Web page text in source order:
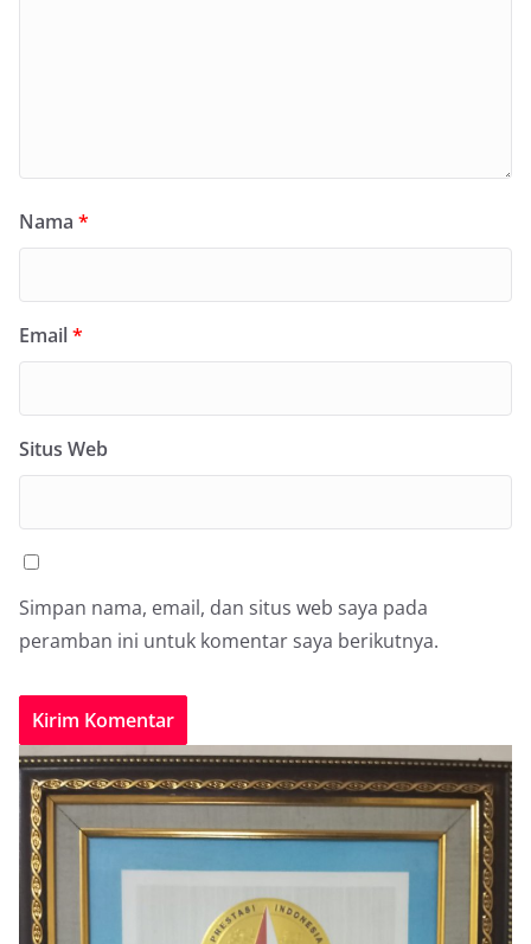
Nama *
Email*
Situs Web
Simpan nama, email, dan situs web saya pada
peramban ini untuk komentar saya berikutnya.